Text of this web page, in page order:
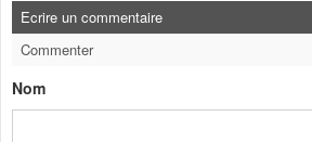
Ecrire un commentaire
Commenter
Nom